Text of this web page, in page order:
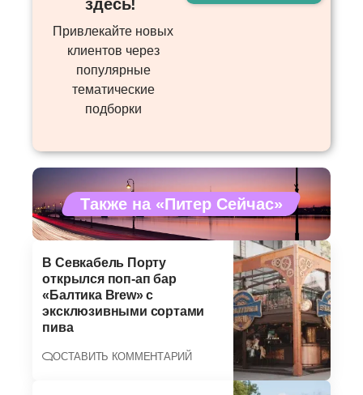
здесь! ​
Привлекайте новых
клиентов через
популярные
тематические
подборки
Также на «Питер Сейчас»
В Севкабель Порту
открылся поп-ап бар
«Балтика Brew» с
эксклюзивными сортами
пива
ОСТАВИТЬ КОММЕНТАРИЙ